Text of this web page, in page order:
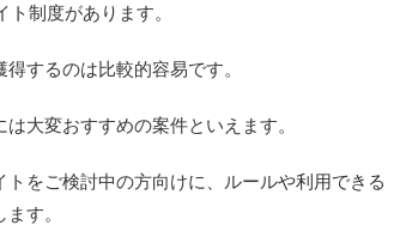
制度があります。
するのは比較的容易です。
大変おすすめの案件といえます。
をご検討中の方向けに、
ルールや利用できる
す。